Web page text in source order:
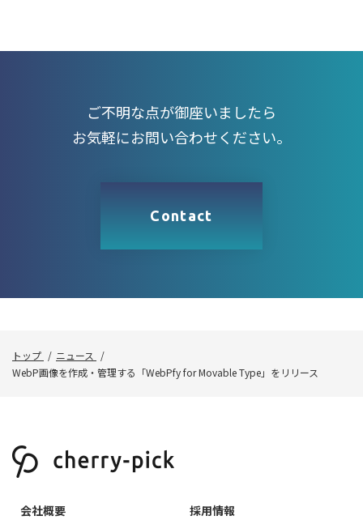
ご不明な点が御座いましたら
お気軽にお問い合わせください。
Contact
トップ
ニュース
WebP画像を作成・管理する「WebPfy for Movable Type」をリリース
会社概要
採用情報